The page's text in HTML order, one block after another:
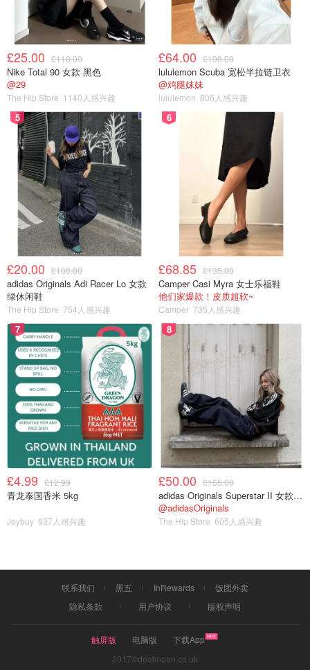
£25.00 £110.00
Nike Total 90 女款 黑色
@29
The Hip Store 1140人感兴趣
£64.00 £108.00
lululemon Scuba 宽松半拉链卫衣
@鸡腿妹妹
lululemon 806人感兴趣
5
£20.00 £100.00
adidas Originals Adi Racer Lo 女款
绿休闲鞋
The Hip Store 754人感兴趣
6
£68.85 £135.00
Camper Casi Myra 女士乐福鞋
他们家爆款！皮质超软~
Camper 735人感兴趣
7
£4.99 £12.99
青龙泰国香米 5kg
Joybuy 637人感兴趣
8
£50.00 £165.00
adidas Originals Superstar II 女款串珠休闲鞋 黑色
@adidasOriginals
The Hip Store 605人感兴趣
联系我们 黑五 InRewards
饭团外卖
隐私条款
用户协议 版权声明
触屏版 电脑版
下载App
2017©dealmoon.co.uk